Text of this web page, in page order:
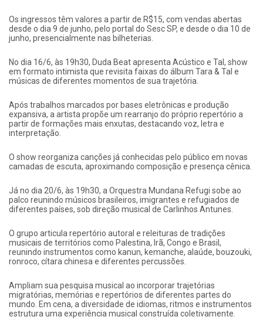
Os ingressos têm valores a partir de R$15, com vendas abertas
desde o dia 9 de junho, pelo portal do Sesc SP, e desde o dia 10 de
junho, presencialmente nas bilheterias.
No dia 16/6, às 19h30, Duda Beat apresenta Acústico e Tal, show
em formato intimista que revisita faixas do álbum Tara & Tal e
músicas de diferentes momentos de sua trajetória.
Após trabalhos marcados por bases eletrônicas e produção
expansiva, a artista propõe um rearranjo do próprio repertório a
partir de formações mais enxutas, destacando voz, letra e
interpretação.
O show reorganiza canções já conhecidas pelo público em novas
camadas de escuta, aproximando composição e presença cênica.
Já no dia 20/6, às 19h30, a Orquestra Mundana Refugi sobe ao
palco reunindo músicos brasileiros, imigrantes e refugiados de
diferentes países, sob direção musical de Carlinhos Antunes.
O grupo articula repertório autoral e releituras de tradições
musicais de territórios como Palestina, Irã, Congo e Brasil,
reunindo instrumentos como kanun, kemanche, alaúde, bouzouki,
ronroco, cítara chinesa e diferentes percussões.
Ampliam sua pesquisa musical ao incorporar trajetórias
migratórias, memórias e repertórios de diferentes partes do
mundo. Em cena, a diversidade de idiomas, ritmos e instrumentos
estrutura uma experiência musical construída coletivamente.